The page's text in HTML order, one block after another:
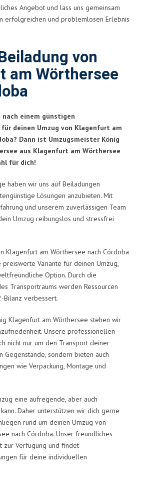
Angebot und lass uns gemeinsam
erfolgreichen und problemlosen Erlebnis
von
am Wörthersee
einem günstigen
deinen Umzug von Klagenfurt am
Dann ist Umzugsmeister König
aus Klagenfurt am Wörthersee
für dich!
haben wir uns auf Beiladungen
Lösungen anzubieten. Mit
und unserem zuverlässigen Team
Umzug reibungslos und stressfrei
Klagenfurt am Wörthersee nach Córdoba
Variante für deinen Umzug,
Option. Durch die
Transportraums werden Ressourcen
Bilanz verbessert.
Klagenfurt am Wörthersee stehen wir
Unsere professionellen
nicht nur um den Transport deiner
Gegenstände, sondern bieten auch
wie Verpackung, Montage und
eine aufregende, aber auch
Daher unterstützen wir dich gerne
rund um deinen Umzug von
nach Córdoba. Unser freundliches
zur Verfügung und findet
für deine individuellen